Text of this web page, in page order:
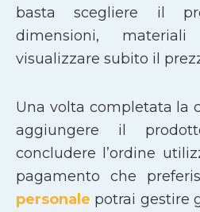
basta scegliere il
dimensioni,
visualizzare subito il
Una volta completata la
aggiungere il
concludere l’ordine
pagamento che
personale potrai gestire